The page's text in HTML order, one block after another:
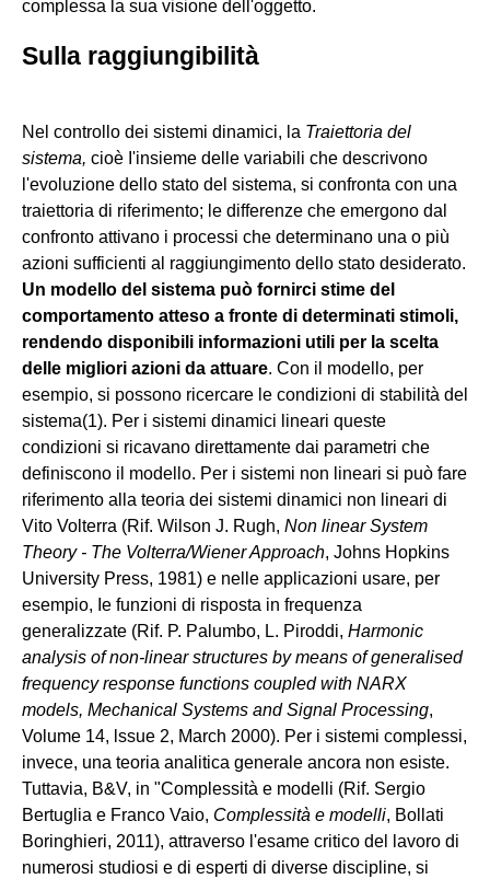
complessa la sua visione dell'oggetto.
Sulla raggiungibilità
Nel controllo dei sistemi dinamici, la Traiettoria del
sistema, cioè I'insieme delle variabili che descrivono
l'evoluzione dello stato del sistema, si confronta con una
traiettoria di riferimento; le differenze che emergono dal
confronto attivano i processi che determinano una o più
azioni sufficienti al raggiungimento dello stato desiderato.
Un modello del sistema può fornirci stime del
comportamento atteso a fronte di determinati stimoli,
rendendo disponibili informazioni utili per la scelta
delle migliori azioni da attuare. Con il modello, per
esempio, si possono ricercare le condizioni di stabilità del
sistema(1). Per i sistemi dinamici lineari queste
condizioni si ricavano direttamente dai parametri che
definiscono il modello. Per i sistemi non lineari si può fare
riferimento alla teoria dei sistemi dinamici non lineari di
Vito Volterra (Rif. Wilson J. Rugh, Non linear System
Theory - The Volterra/Wiener Approach, Johns Hopkins
University Press, 1981) e nelle applicazioni usare, per
esempio, Ie funzioni di risposta in frequenza
generalizzate (Rif. P. Palumbo, L. Piroddi, Harmonic
analysis of non-linear structures by means of generalised
frequency response functions coupled with NARX
models, Mechanical Systems and Signal Processing,
Volume 14, lssue 2, March 2000). Per i sistemi complessi,
invece, una teoria analitica generale ancora non esiste.
Tuttavia, B&V, in "Complessità e modelli (Rif. Sergio
Bertuglia e Franco Vaio, Complessità e modelli, Bollati
Boringhieri, 2011), attraverso l'esame critico del lavoro di
numerosi studiosi e di esperti di diverse discipline, si